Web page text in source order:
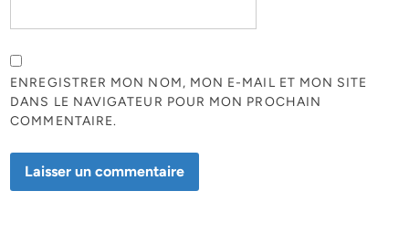
ENREGISTRER MON NOM, MON E-MAIL ET MON SITE
DANS LE NAVIGATEUR POUR MON PROCHAIN
COMMENTAIRE.